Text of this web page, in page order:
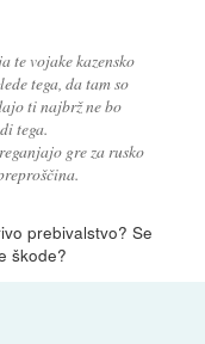
te vojake kazensko
tega, da tam so
ti najbrž ne bo
tega.
gre za rusko
prebivalstvo? Se
škode?